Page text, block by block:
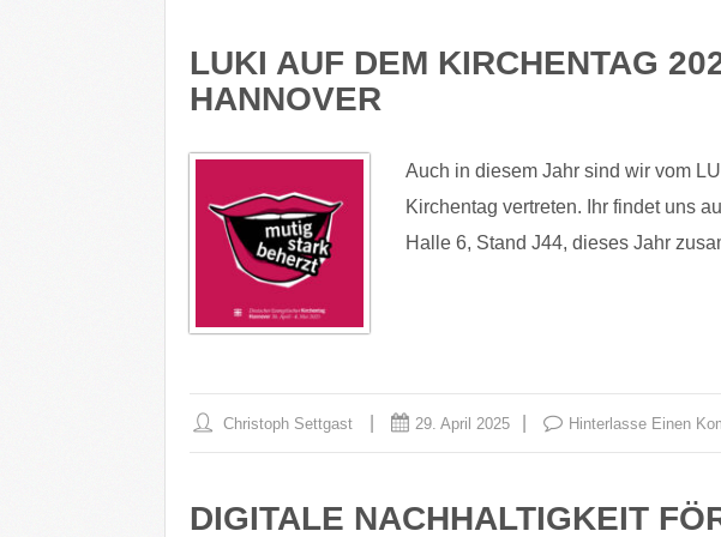
LUKI AUF DEM KIRCHENTAG
HANNOVER
Auch in diesem Jahr sind wir vom
Kirchentag vertreten. Ihr findet uns
Halle 6, Stand J44, dieses Jahr
Christoph Settgast 29. April 2025 Hinterlasse Einen
DIGITALE NACHHALTIGKEIT